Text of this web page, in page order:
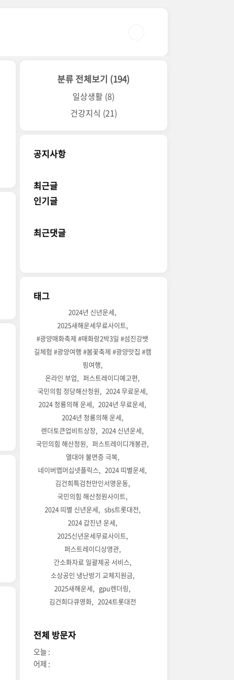
분류 전체보기 (194)
일상생활 (8)
건강지식 (21)
공지사항
최근글
인기글
최근댓글
태그
2024년 신년운세
2025새해운세무료사이트
#광양매화축제 #매화랑2박3일 #섬진강뱃
길체험 #광양여행 #봄꽃축제 #광양맛집 #캠
핑여행
온라인 부업
퍼스트레이디예고편
국민의힘 정당해산청원
2024 무료운세
2024 청룡의해 운세
2024년 무료운세
2024년 청룡의해 운세
렌더토큰업비트상장
2024 신년운세
국민의힘 해산청원
퍼스트레이디개봉관
열대야 불면증 극복
네이버멥머십넷플릭스
2024 띠별운세
김건희특검천만인서명운동
국민의힘 해산청원사이트
2024 띠별 신년운세
sbs트롯대전
2024 갑진년 운세
2025신년운세무료사이트
퍼스트레이디상영관
간소화자료 일괄제공 서비스
소상공인 냉난방기 교체지원금
2025새해운세
gpu렌더링
김건희다큐영화
2024트롯대전
전체 방문자
오늘 :
어제 :